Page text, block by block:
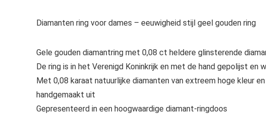
Diamanten ring voor dames – eeuwigheid stijl geel gouden ring
Gele gouden diamantring met 0,08 ct heldere glinsterende
De ring is in het Verenigd Koninkrijk en met de hand gepolijst
Met 0,08 karaat natuurlijke diamanten van extreem hoge kleur
handgemaakt uit
Gepresenteerd in een hoogwaardige diamant-ringdoos